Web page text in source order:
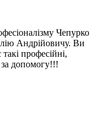
Чепурко
Андрійовичу. Ви
професійні,
допомогу!!!